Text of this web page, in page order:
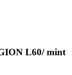
L60/ mint